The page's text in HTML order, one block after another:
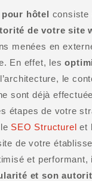
hôtel
de votre site
menées en
En effet, les
le
sont déjà
étapes de votre
SEO Structurel et
de votre
et performant,
et son